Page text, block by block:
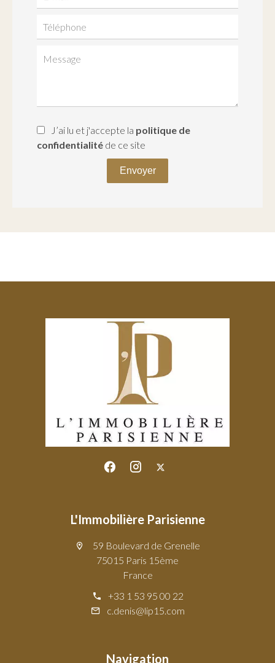
J’ai lu et j'accepte la politique de
confidentialité de ce site
Envoyer
L'Immobilière Parisienne
59 Boulevard de Grenelle
75015 Paris 15ème
France
+33 1 53 95 00 22
c.denis@lip15.com
Navigation